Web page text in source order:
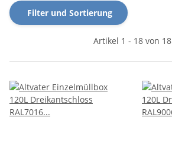
Filter und Sortierung
Artikel 1 - 18 von 18